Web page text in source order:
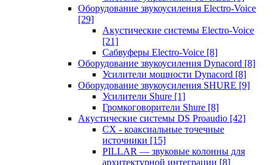
Оборудование звукоусиления Electro-Voice
[29]
Акустические системы Electro-Voice
[21]
Сабвуферы Electro-Voice [8]
Оборудование звукоусиления Dynacord [8]
Усилители мощности Dynacord [8]
Оборудование звукоусиления SHURE [9]
Усилители Shure [1]
Громкоговорители Shure [8]
Акустические системы DS Proaudio [42]
CX - коаксиальные точечные
источники [15]
PILLAR — звуковые колонны для
архитектурной интеграции [8]